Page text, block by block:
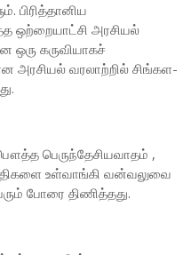
பிரித்தானிய
ஒற்றையாட்சி அரசியல்
ஒரு கருவியாகச்
அரசியல் வரலாற்றில் சிங்கள-
பெருந்தேசியவாதம் ,
உள்வாங்கி வன்வலுவை
போரை திணித்தது.